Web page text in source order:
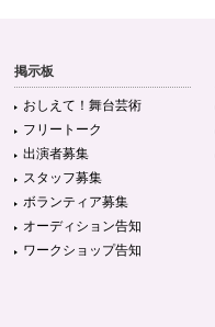
掲示板
おしえて！舞台芸術
フリートーク
出演者募集
スタッフ募集
ボランティア募集
オーディション告知
ワークショップ告知